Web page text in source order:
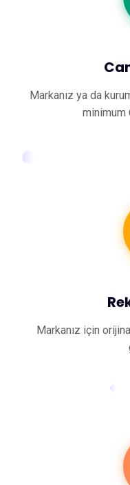
Markanız ya da
minimum
Markanız için